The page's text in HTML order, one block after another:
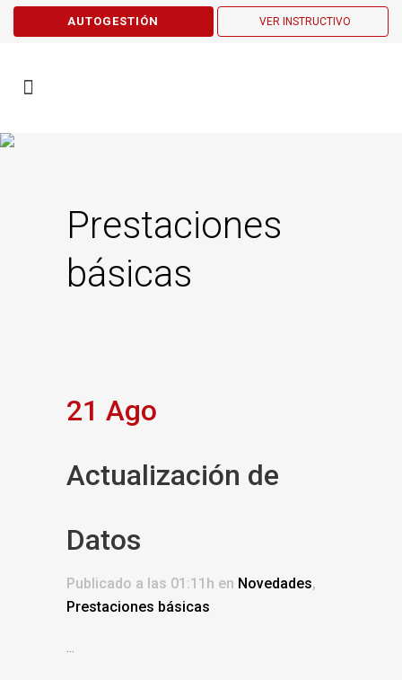
AUTOGESTIÓN VER INSTRUCTIVO
Prestaciones
básicas
21 Ago
Actualización de
Datos
Publicado a las 01:11h en Novedades,
Prestaciones básicas
...